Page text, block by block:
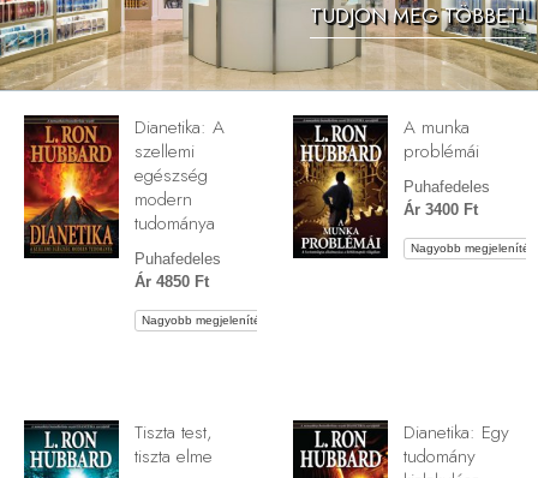
TUDJON MEG TÖBBET!
Dianetika: A
szellemi
egészség
modern
tudománya
Puhafedeles
Ár 4850 Ft
Nagyobb megjelenítés
A munka
problémái
Puhafedeles
Ár 3400 Ft
Nagyobb megjelenítés
Tiszta test,
tiszta elme
Dianetika: Egy
tudomány